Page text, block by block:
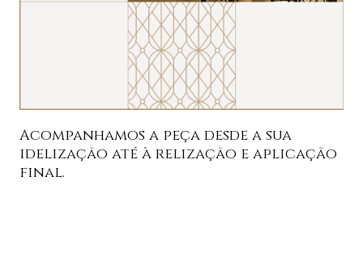
Acompanhamos a peça desde a sua
idelização até à relização e aplicação
final.